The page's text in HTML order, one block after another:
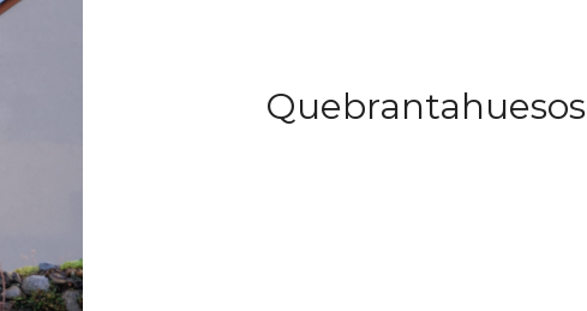
Quebrantahuesos